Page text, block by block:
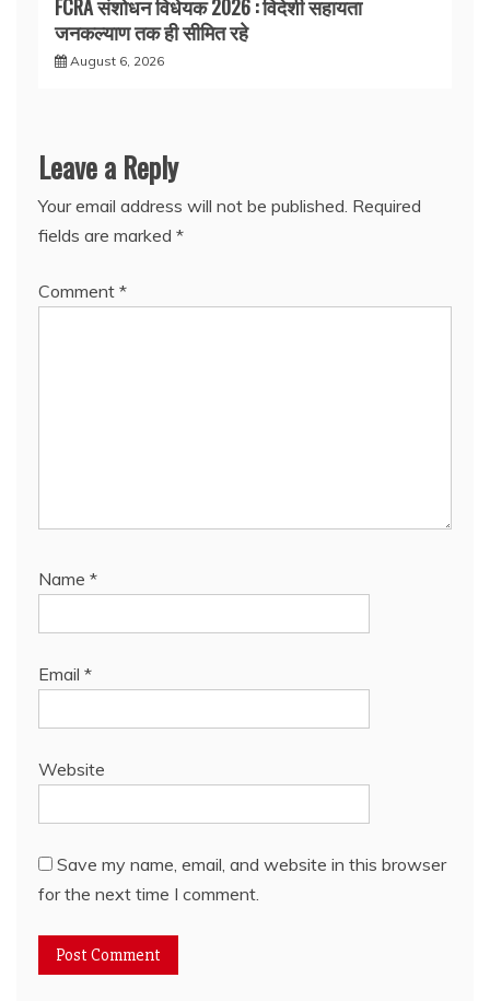
FCRA संशोधन विधेयक 2026 : विदेशी सहायता
जनकल्याण तक ही सीमित रहे
August 6, 2026
Leave a Reply
Your email address will not be published. Required
fields are marked *
Comment *
Name *
Email *
Website
Save my name, email, and website in this browser
for the next time I comment.